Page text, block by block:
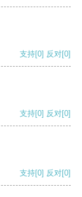
支持[0] 反对[0]
支持[0] 反对[0]
支持[0] 反对[0]